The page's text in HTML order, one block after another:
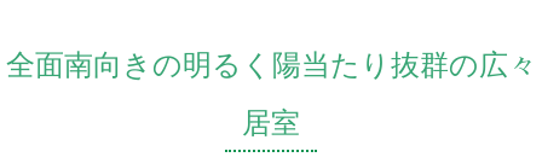
全面南向きの明るく陽当たり抜群の広々
居室